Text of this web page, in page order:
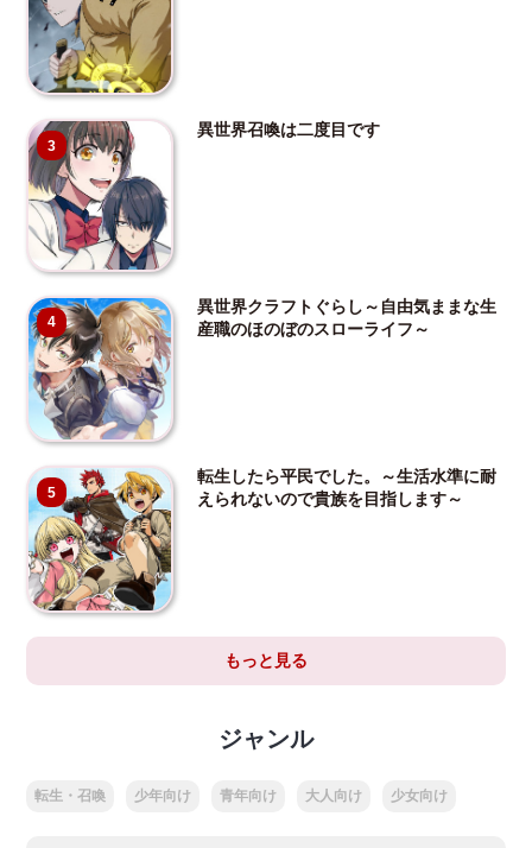
3
異世界召喚は二度目です
4
異世界クラフトぐらし～自由気ままな生
産職のほのぼのスローライフ～
5
転生したら平民でした。～生活水準に耐
えられないので貴族を目指します～
もっと見る
ジャンル
転生・召喚 少年向け 青年向け 大人向け 少女向け